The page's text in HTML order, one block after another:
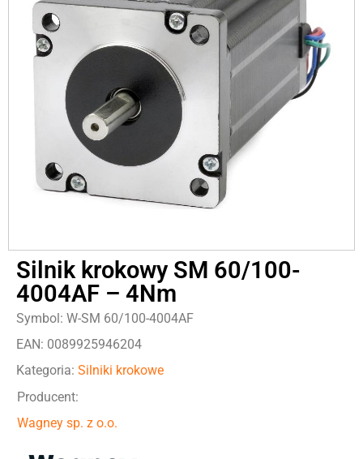
Silnik krokowy SM 60/100-
4004AF – 4Nm
Symbol: W-SM 60/100-4004AF
EAN: 0089925946204
Kategoria: Silniki krokowe
Producent:
Wagney sp. z o.o.